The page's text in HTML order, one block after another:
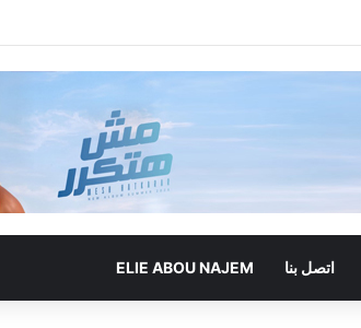
اتصل بنا ELIE ABOU NAJEM